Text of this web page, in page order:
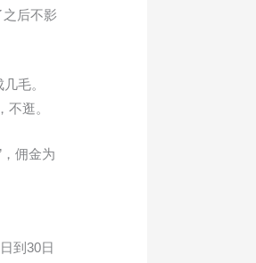
后不影
毛。
逛。
佣金为
到30日